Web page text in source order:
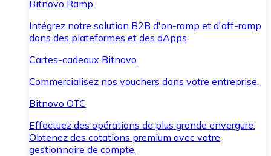
Bitnovo Ramp
Intégrez notre solution B2B d'on-ramp et d'off-ramp
dans des plateformes et des dApps.
Cartes-cadeaux Bitnovo
Commercialisez nos vouchers dans votre entreprise.
Bitnovo OTC
Effectuez des opérations de plus grande envergure.
Obtenez des cotations premium avec votre
gestionnaire de compte.